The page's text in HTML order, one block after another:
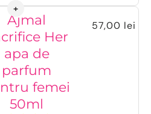
Ajmal
Her
apa de
parfum
femei
50ml
57,00 lei